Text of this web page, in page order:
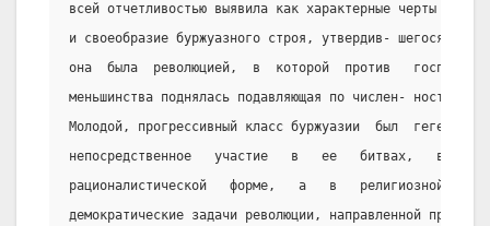
всей отчетливостью выявила как характерные черты
и своеобразие буржуазного строя, утвердив- шегося в
она  была  революцией,  в  которой  против
меньшинства поднялась подавляющая по числен- ности
Молодой, прогрессивный класс буржуазии  был
непосредственное   участие   в   ее   битвах,
рационалистической   форме,   а   в   религиозной
демократические задачи революции, направленной